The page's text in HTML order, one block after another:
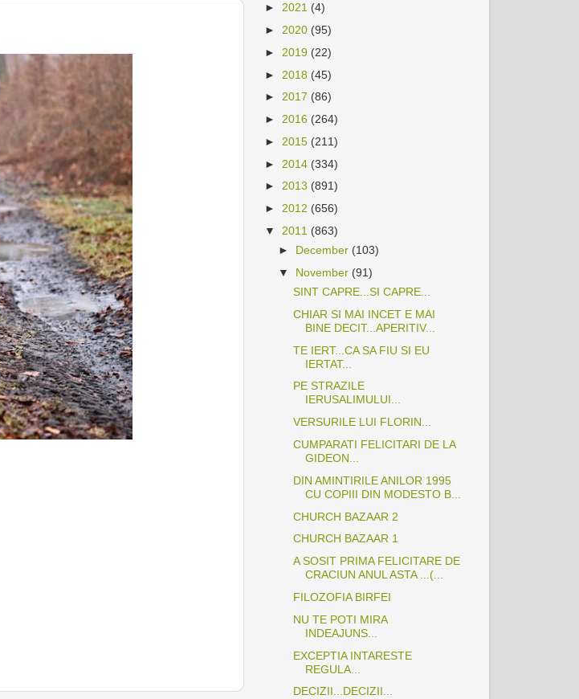
► 2021 (4)
► 2020 (95)
► 2019 (22)
► 2018 (45)
► 2017 (86)
► 2016 (264)
► 2015 (211)
► 2014 (334)
► 2013 (891)
► 2012 (656)
▼ 2011 (863)
► December (103)
▼ November (91)
SINT CAPRE...SI CAPRE...
CHIAR SI MAI INCET E MAI
BINE DECIT...APERITIV...
TE IERT...CA SA FIU SI EU
IERTAT...
PE STRAZILE
IERUSALIMULUI...
VERSURILE LUI FLORIN...
CUMPARATI FELICITARI DE LA
GIDEON...
DIN AMINTIRILE ANILOR 1995
CU COPIII DIN MODESTO B...
CHURCH BAZAAR 2
CHURCH BAZAAR 1
A SOSIT PRIMA FELICITARE DE
CRACIUN ANUL ASTA ...(...
FILOZOFIA BIRFEI
NU TE POTI MIRA
INDEAJUNS...
EXCEPTIA INTARESTE
REGULA...
DECIZII...DECIZII...